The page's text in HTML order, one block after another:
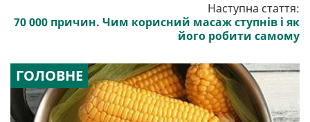
Наступна стаття:
70 000 причин. Чим корисний масаж ступнів і як
його робити самому
ГОЛОВНЕ